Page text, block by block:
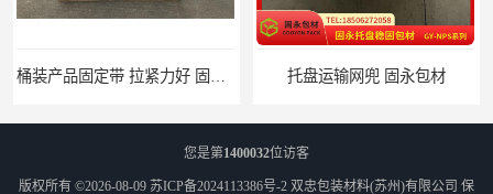
桶装产品固定带 拉紧力好 固永包材 托盘运输网兜 固永包材
您是第1400032位访客
版权所有 ©2026-08-09 苏ICP备2024113386号-2 双忠包装材料(苏州)有限公司 保